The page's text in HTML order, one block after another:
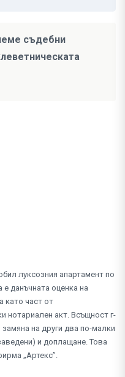
съдебни
луксозния апартамент по
е данъчната оценка на
като част от
нотариален акт. Всъщност г-
на други два по-малки
и доплащане. Това
„Артекс”.